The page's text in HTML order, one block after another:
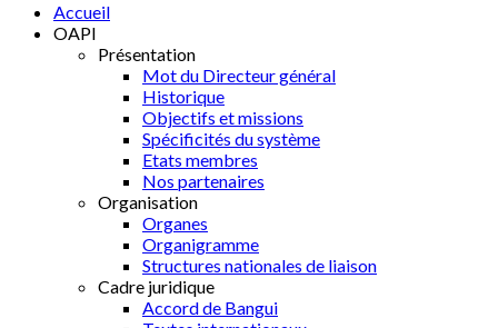
Accueil
OAPI
Présentation
Mot du Directeur général
Historique
Objectifs et missions
Spécificités du système
Etats membres
Nos partenaires
Organisation
Organes
Organigramme
Structures nationales de liaison
Cadre juridique
Accord de Bangui